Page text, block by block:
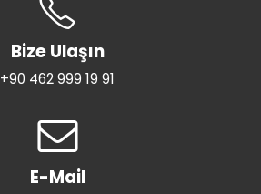
Bize Ulaşın
+90 462 999 19 91
E-Mail